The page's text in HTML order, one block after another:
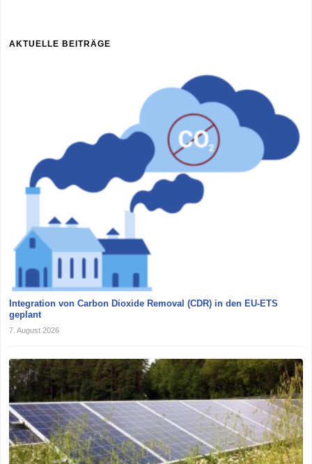
AKTUELLE BEITRÄGE
Integration von Carbon Dioxide Removal (CDR) in den EU-ETS
geplant
7. August 2026